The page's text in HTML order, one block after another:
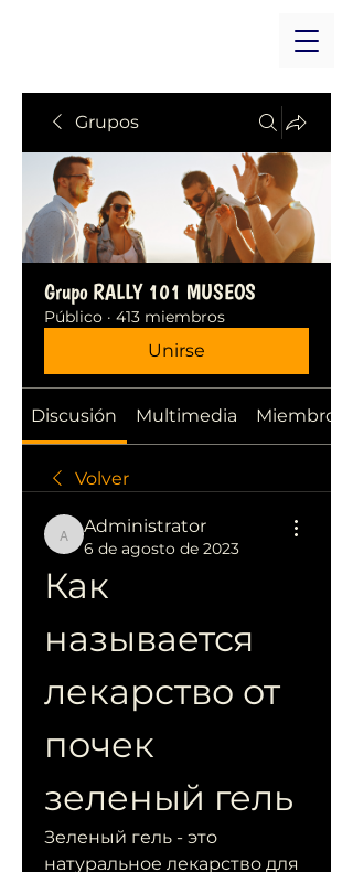
Grupos
Grupo RALLY 101 MUSEOS
Público · 413 miembros
Unirse
Discusión Multimedia Miembros
Volver
Administrator
Administrator
6 de agosto de 2023
Как
называется
лекарство от
почек
зеленый гель
Зеленый гель - это
натуральное лекарство для